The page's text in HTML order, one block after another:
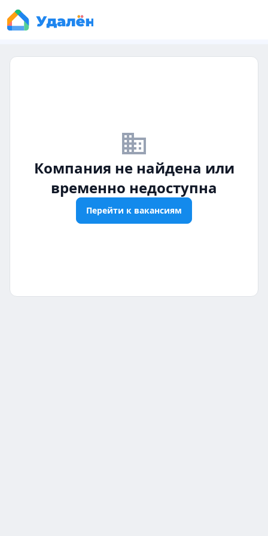
business_off
Компания не найдена или
временно недоступна
Перейти к вакансиям